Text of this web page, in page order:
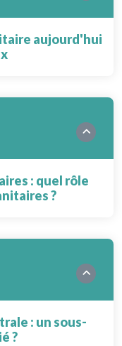
aujourd'hui
: quel rôle
?
: un sous-
?